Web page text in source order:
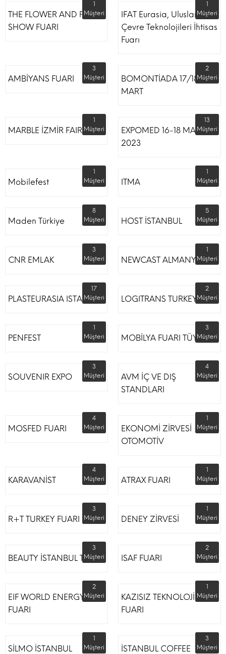
THE FLOWER AND PLANT
SHOW FUARI
1
Müşteri
IFAT Eurasia, Uluslararası
Çevre Teknolojileri İhtisas
Fuarı
1
Müşteri
AMBİYANS FUARI
3
Müşteri
BOMONTİADA 17/18
MART
2
Müşteri
MARBLE İZMİR FAIR
1
Müşteri
EXPOMED 16-18 MART
2023
13
Müşteri
Mobilefest
1
Müşteri
ITMA
1
Müşteri
Maden Türkiye
8
Müşteri
HOST İSTANBUL
5
Müşteri
CNR EMLAK
3
Müşteri
NEWCAST ALMANYA
1
Müşteri
PLASTEURASIA ISTANBUL
17
Müşteri
LOGITRANS TURKEY
2
Müşteri
PENFEST
1
Müşteri
MOBİLYA FUARI TÜYAP
3
Müşteri
SOUVENIR EXPO
3
Müşteri
AVM İÇ VE DIŞ
STANDLARI
4
Müşteri
MOSFED FUARI
4
Müşteri
EKONOMİ ZİRVESİ
OTOMOTİV
1
Müşteri
KARAVANİST
4
Müşteri
ATRAX FUARI
1
Müşteri
R+T TURKEY FUARI
3
Müşteri
DENEY ZİRVESİ
1
Müşteri
BEAUTY İSTANBUL TÜYAP
3
Müşteri
ISAF FUARI
2
Müşteri
EIF WORLD ENERGY
FUARI
2
Müşteri
KAZISIZ TEKNOLOJİLER
FUARI
1
Müşteri
SİLMO İSTANBUL
1
Müşteri
İSTANBUL COFFEE
3
Müşteri